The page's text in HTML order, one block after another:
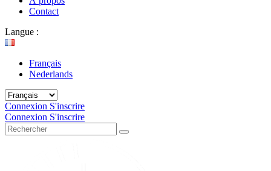
Contact
Langue :
Français
Nederlands
Connexion S'inscrire
Connexion S'inscrire